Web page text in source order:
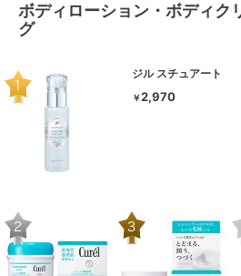
ボディローション・ボディク
グ
ジル スチュアート
￥2,970